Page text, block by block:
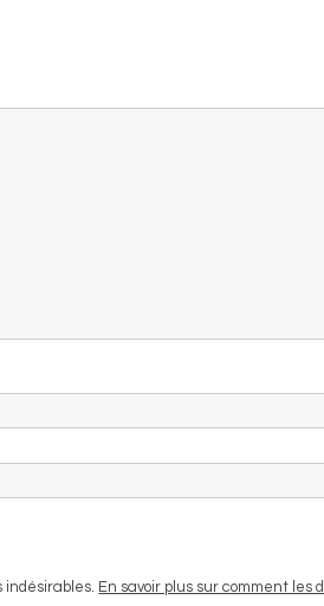
indésirables. En savoir plus sur comment les